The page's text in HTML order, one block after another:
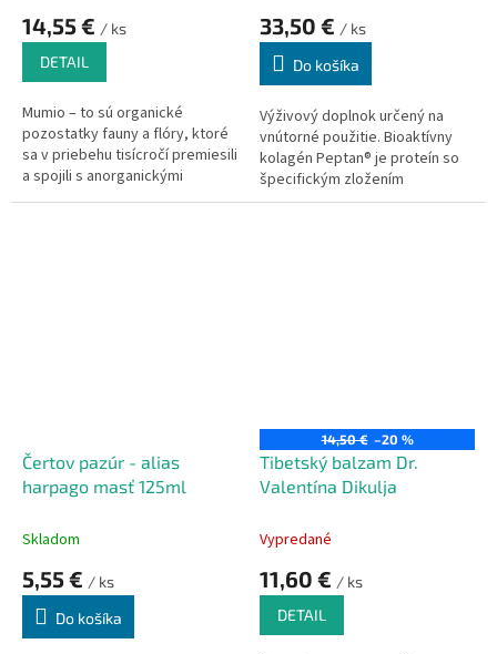
14,55 € / ks
DETAIL
Mumio – to sú organické
pozostatky fauny a flóry, ktoré
sa v priebehu tisícročí premiesili
a spojili s anorganickými
skalnými minerálmi.
33,50 € / ks
Do košíka
Výživový doplnok určený na
vnútorné použitie. Bioaktívny
kolagén Peptan® je proteín so
špecifickým zložením
aminokyselín a dobrou
minerálov.
Čertov pazúr - alias
harpago masť 125ml
Skladom
5,55 € / ks
Do košíka
14,50 € –20 %
Tibetský balzam Dr.
Valentína Dikulja
Vypredané
11,60 € / ks
DETAIL